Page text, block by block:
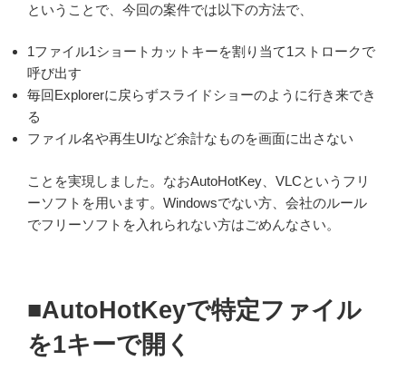
ということで、今回の案件では以下の方法で、
1ファイル1ショートカットキーを割り当て1ストロークで
呼び出す
毎回Explorerに戻らずスライドショーのように行き来でき
る
ファイル名や再生UIなど余計なものを画面に出さない
ことを実現しました。なおAutoHotKey、VLCというフリ
ーソフトを用います。Windowsでない方、会社のルール
でフリーソフトを入れられない方はごめんなさい。
■AutoHotKeyで特定ファイル
を1キーで開く